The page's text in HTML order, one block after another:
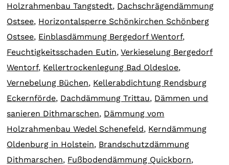
Holzrahmenbau Tangstedt, Dachschrägendämmung
Ostsee, Horizontalsperre Schönkirchen Schönberg
Ostsee, Einblasdämmung Bergedorf Wentorf,
Feuchtigkeitsschaden Eutin,Verkieselung Bergedorf
Wentorf, Kellertrockenlegung Bad Oldesloe,
Vernebelung Büchen, Kellerabdichtung Rendsburg
Eckernförde, Dachdämmung Trittau, Dämmen und
sanieren Dithmarschen, Dämmung vom
Holzrahmenbau Wedel Schenefeld, Kerndämmung
Oldenburg in Holstein, Brandschutzdämmung
Dithmarschen, Fußbodendämmung Quickborn,